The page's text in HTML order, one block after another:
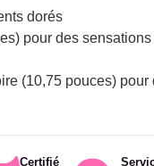
dorés
pour des sensations
(10,75 pouces) pour
Certifié